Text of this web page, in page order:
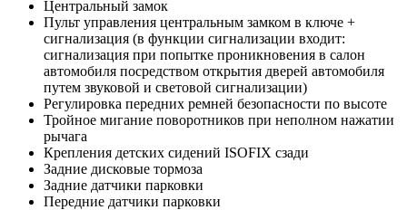
Центральный замок
Пульт управления центральным замком в ключе +
сигнализация (в функции сигнализации входит:
сигнализация при попытке проникновения в салон
автомобиля посредством открытия дверей автомобиля
путем звуковой и световой сигнализации)
Регулировка передних ремней безопасности по высоте
Тройное мигание поворотников при неполном нажатии
рычага
Крепления детских сидений ISOFIX сзади
Задние дисковые тормоза
Задние датчики парковки
Передние датчики парковки